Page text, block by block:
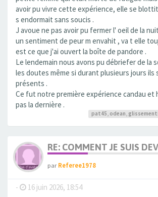
avoir pu vivre cette expérience, elle se
s endormait sans soucis .
J avoue ne pas avoir pu fermer l' oeil de la
un sentiment de peur m envahit , va t elle
est ce que j'ai ouvert la boîte de pandore .
Le lendemain nous avons pu débriefer de la
les doutes même si durant plusieurs jours ils
présents .
Ce fut notre première expérience candau et
pas la dernière .
pat45 odean
RE: COMMENT JE SUIS
parReferee1978
- 16 juin 2026, 18:54